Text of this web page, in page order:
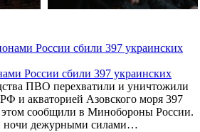
России сбили 397 украинских
ПВО перехватили и уничтожили
и акваторией Азовского моря 397
сообщили в Минобороны России.
ночи дежурными силами…